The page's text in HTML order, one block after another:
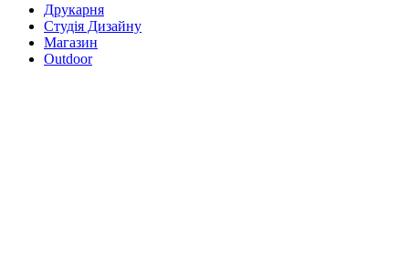
Друкарня
Студія Дизайну
Магазин
Outdoor